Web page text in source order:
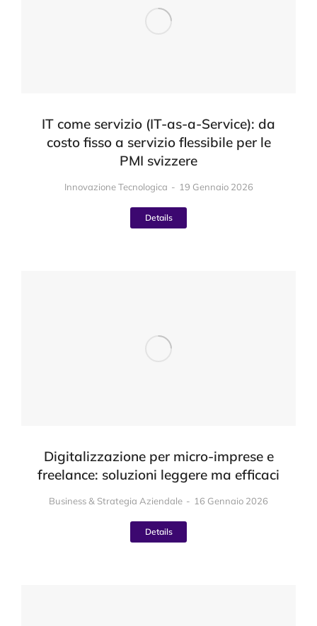
IT come servizio (IT-as-a-Service): da
costo fisso a servizio flessibile per le
PMI svizzere
Innovazione Tecnologica 19 Gennaio 2026
Details
Digitalizzazione per micro-imprese e
freelance: soluzioni leggere ma efficaci
Business & Strategia Aziendale 16 Gennaio 2026
Details